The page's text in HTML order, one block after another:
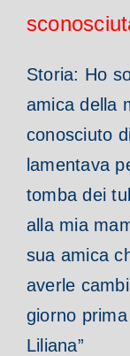
Storia: Ho
amica della
conosciuto
lamentava
tomba dei
alla mia
sua amica
averle
giorno
Liliana”